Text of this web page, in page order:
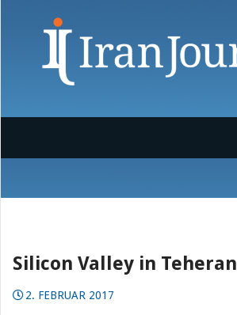
Silicon Valley in Teheran
2. FEBRUAR 2017